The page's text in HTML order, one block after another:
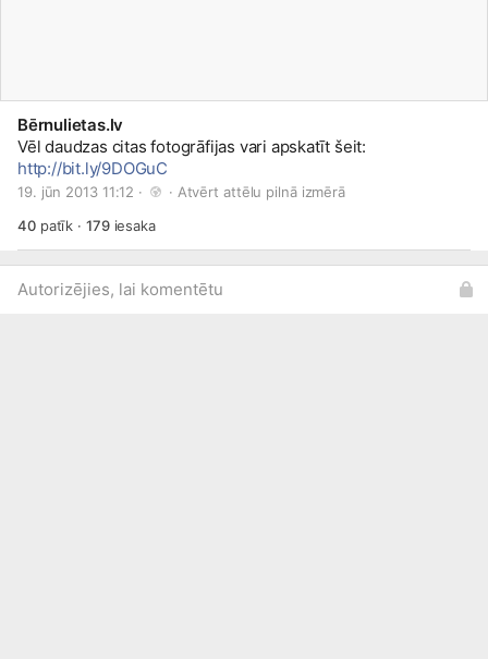
Bērnulietas.lv
Vēl daudzas citas fotogrāfijas vari apskatīt šeit:
http://bit.ly/9DOGuC
19. jūn 2013 11:12 · · Atvērt attēlu pilnā izmērā
40patīk · 179iesaka
Autorizējies, lai komentētu